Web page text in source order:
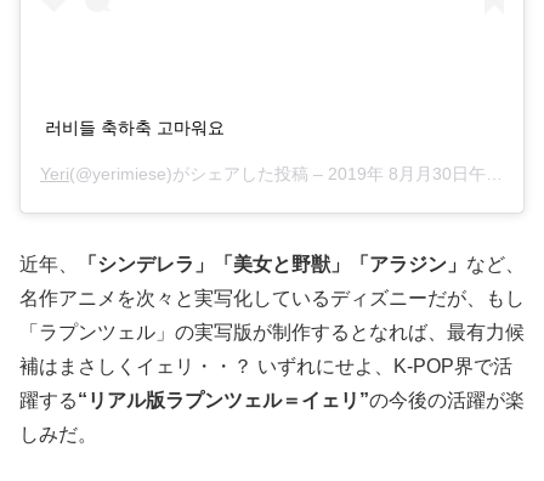
러비들 축하축 고마워요
Yeri(@yerimiese)がシェアした投稿 – 2019年 8月月30日午前3時42分PDT
近年、 「シンデレラ」「美女と野獣」「アラジン」 など、
名作アニメを次々と実写化しているディズニーだが、もし
「ラプンツェル」の実写版が制作するとなれば、最有力候
補はまさしくイェリ・・？ いずれにせよ、K-POP界で活
躍する“リアル版ラプンツェル＝イェリ”の今後の活躍が楽
しみだ。